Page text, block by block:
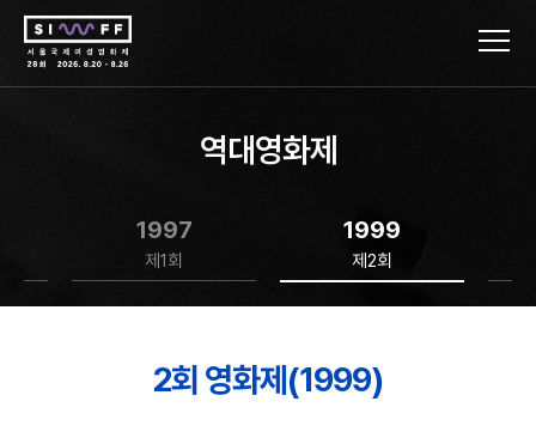
역대영화제
1997
제1회
1999
제2회
2회 영화제(1999)